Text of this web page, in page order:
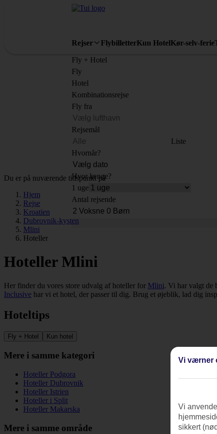
Rejser FlybilletterKun HotelKør-selv-ferie
Fly + Hotel
Fly
Hotel
Kombinationsrejse
Fly fra
Rejsemål
Liste
Hvornår?
Hvor længe?
1 uge
Antal rejsende
Du er på nuværende tidspunkt på
Hjem
Rejse
Kroatien
Dubrovnik-kysten
Mlini
Hoteller
Hoteller Mlini
Her finder du vores store udvalg af hoteller for Mlini. Vi har valgt de
Inclusive har vi et hotel, der passer til dig. Brug et øjeblik, lad dig
Hoteltips
Fly + Hotel Kun hotel
Mere i samme kategori
Hoteller Podgora
Hoteller Dubrovnik
Hoteller Istrien
Hoteller i Split
Hoteller Makarska
Mere i samme område
Vi værner
Vi
sikkert